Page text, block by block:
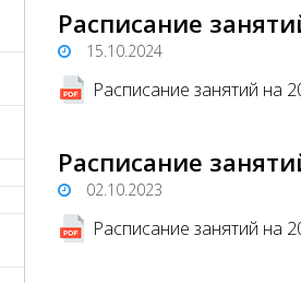
Расписание
15.10.2024
Расписание занятий на
Расписание
02.10.2023
Расписание занятий на